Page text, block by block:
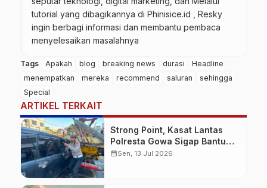
tutorial yang dibagikannya di Phinisice.id , Resky
ingin berbagi informasi dan membantu pembaca
menyelesaikan masalahnya
Tags Apakah blog breaking news durasi
Headline
menempatkan
mereka recommend saluran
sehingga
Special
ARTIKEL TERKAIT
Strong Point, Kasat Lantas
Polresta Gowa Sigap Bantu
Korban Kecelakaan
calendar_monthSen, 13 Jul 2026